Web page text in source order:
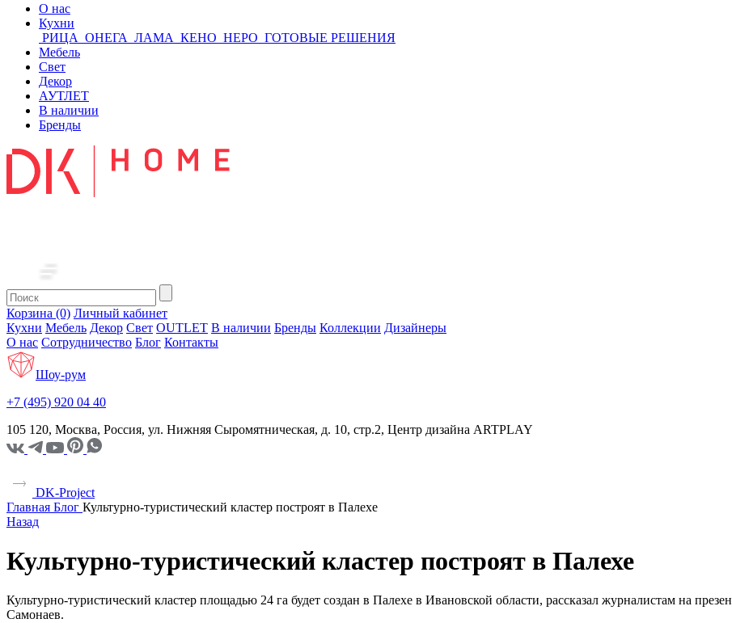
О нас
Кухни
РИЦА ОНЕГА ЛАМА КЕНО НЕРО ГОТОВЫЕ РЕШЕНИЯ
Мебель
Свет
Декор
АУТЛЕТ
В наличии
Бренды
Корзина (0) Личный кабинет
Кухни Мебель Декор Свет OUTLET В наличии Бренды Коллекции Дизайнеры
О нас Сотрудничество Блог Контакты
Шоу-рум
+7 (495) 920 04 40
105 120, Москва, Россия, ул. Нижняя Сыромятническая, д. 10, стр.2, Центр дизайна ARTPLAY
DK-Project
Главная Блог Культурно-туристический кластер построят в Палехе
Назад
Культурно-туристический кластер построят в Палехе
Культурно-туристический кластер площадью 24 га будет создан в Палехе в Ивановской области, рассказал журналистам на
Самонаев.